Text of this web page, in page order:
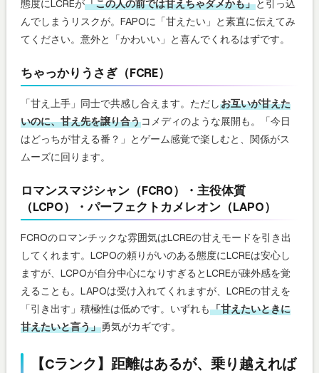
態度にLCREが「この人の前では甘えちゃダメかも」と引っ込
んでしまうリスクが。FAPOに「甘えたい」と素直に伝えてみ
てください。意外と「かわいい」と喜んでくれるはずです。
ちゃっかりうさぎ（FCRE）
「甘え上手」同士で共感し合えます。ただしお互いが甘えた
いのに、甘え先を譲り合うコメディのような展開も。「今日
はどっちが甘える番？」とゲーム感覚で楽しむと、関係がス
ムーズに回ります。
ロマンスマジシャン（FCRO）・主役体質
（LCPO）・パーフェクトカメレオン（LAPO）
FCROのロマンチックな雰囲気はLCREの甘えモードを引き出
してくれます。LCPOの頼りがいのある態度にLCREは安心し
ますが、LCPOが自分中心になりすぎるとLCREが疎外感を覚
えることも。LAPOは受け入れてくれますが、LCREの甘えを
「引き出す」積極性は低めです。いずれも「甘えたいときに
甘えたいと言う」勇気がカギです。
【Cランク】距離はあるが、乗り越えれば